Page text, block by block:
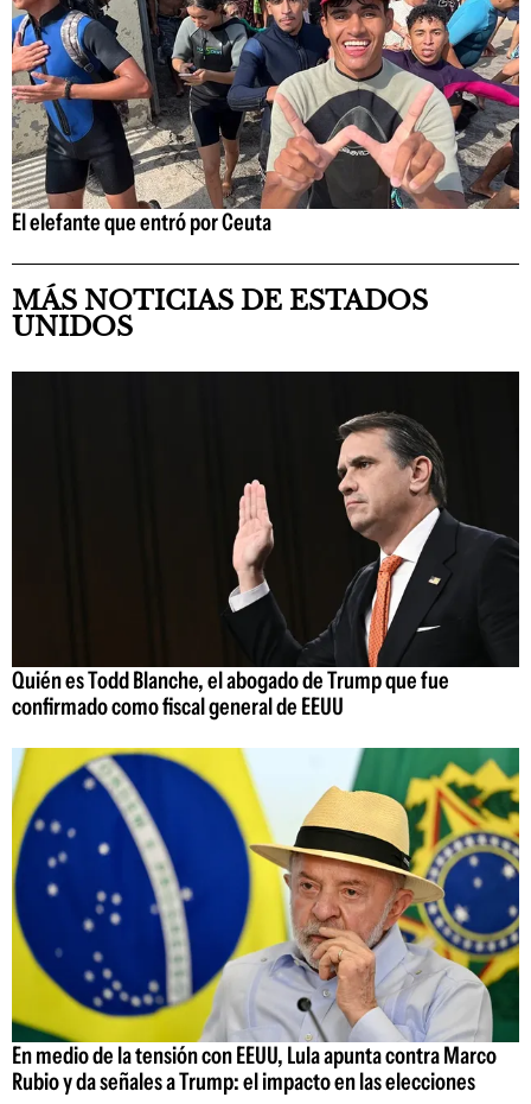
El elefante que entró por Ceuta
MÁS NOTICIAS DE ESTADOS
UNIDOS
Quién es Todd Blanche, el abogado de Trump que fue
confirmado como fiscal general de EEUU
En medio de la tensión con EEUU, Lula apunta contra Marco
Rubio y da señales a Trump: el impacto en las elecciones